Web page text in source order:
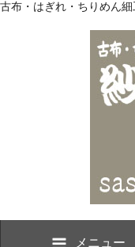
古布・はぎれ・ちりめん
メニュー